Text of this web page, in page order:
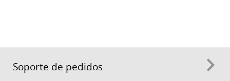
Soporte de pedidos